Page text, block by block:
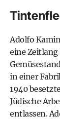
Adolfo
eine
in einer
1940
Jüdische
entlassen.